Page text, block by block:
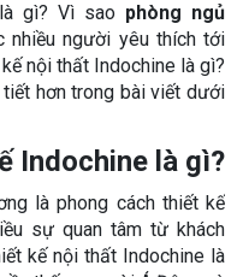
gì? Vì sao phòng ngủ
nhiều người yêu thích tới
nội thất Indochine là gì?
hơn trong bài viết dưới
Indochine là gì?
là phong cách thiết kế
sự quan tâm từ khách
kế nội thất Indochine là